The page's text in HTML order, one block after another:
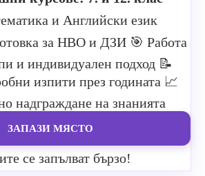
и Английски език
за НВО и ДЗИ 🎯 Работа
и индивидуален подход 📝
изпити през годината 📈
надграждане на знанията
ЗАПАЗИ МЯСТО
се запълват бързо!